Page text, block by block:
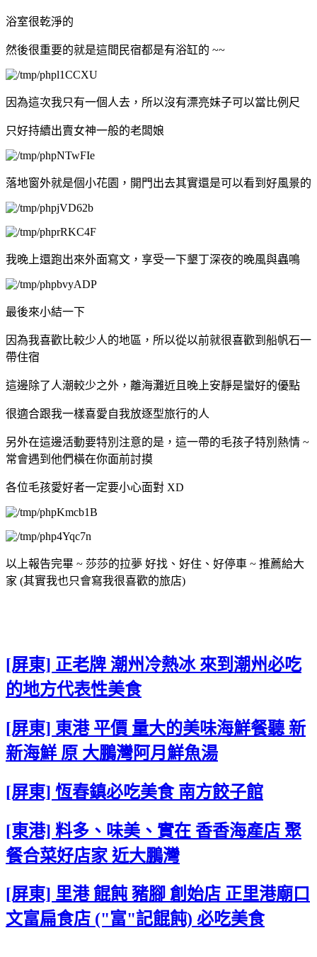
浴室很乾淨的
然後很重要的就是這間民宿都是有浴缸的 ~~
因為這次我只有一個人去，所以沒有漂亮妹子可以當比例尺
只好持續出賣女神一般的老闆娘
落地窗外就是個小花園，開門出去其實還是可以看到好風景的
我晚上還跑出來外面寫文，享受一下墾丁深夜的晚風與蟲鳴
最後來小結一下
因為我喜歡比較少人的地區，所以從以前就很喜歡到船帆石一
帶住宿
這邊除了人潮較少之外，離海灘近且晚上安靜是蠻好的優點
很適合跟我一樣喜愛自我放逐型旅行的人
另外在這邊活動要特別注意的是，這一帶的毛孩子特別熱情 ~
常會遇到他們橫在你面前討摸
各位毛孩愛好者一定要小心面對 XD
以上報告完畢 ~ 莎莎的拉夢 好找、好住、好停車 ~ 推薦給大
家 (其實我也只會寫我很喜歡的旅店)
[屏東] 正老牌 潮州冷熱冰 來到潮州必吃
的地方代表性美食
[屏東] 東港 平價 量大的美味海鮮餐聽 新
新海鮮 原 大鵬灣阿月鮮魚湯
[屏東] 恆春鎮必吃美食 南方餃子館
[東港] 料多、味美、實在 香香海產店 聚
餐合菜好店家 近大鵬灣
[屏東] 里港 餛飩 豬腳 創始店 正里港廟口
文富扁食店 ("富"記餛飩) 必吃美食